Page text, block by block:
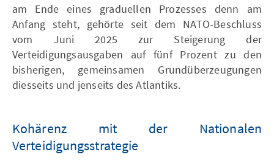
am Ende eines graduellen Prozesses denn am
Anfang steht, gehörte seit dem NATO-Beschluss
vom Juni 2025 zur Steigerung der
Verteidigungsausgaben auf fünf Prozent zu den
bisherigen, gemeinsamen Grundüberzeugungen
diesseits und jenseits des Atlantiks.
Kohärenz mit der Nationalen
Verteidigungsstrategie